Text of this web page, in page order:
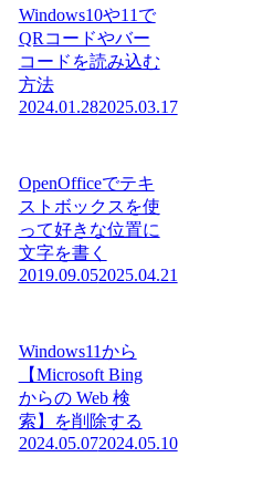
Windows10や11で
QRコードやバー
コードを読み込む
方法
2024.01.282025.03.17
OpenOfficeでテキ
ストボックスを使
って好きな位置に
文字を書く
2019.09.052025.04.21
Windows11から
【Microsoft Bing
からの Web 検
索】を削除する
2024.05.072024.05.10